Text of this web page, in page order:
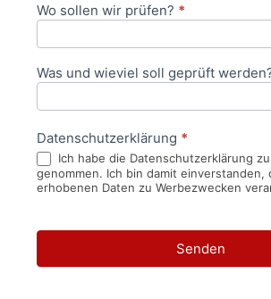
Wo sollen wir prüfen? *
Was und wieviel soll geprüft
Datenschutzerklärung *
Ich habe die Datenschutzerklärung
genommen. Ich bin damit einverstanden,
erhobenen Daten zu Werbezwecken
Senden